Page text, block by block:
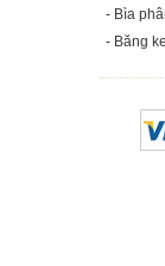
- Bìa
- Băng